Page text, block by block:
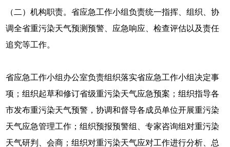
（二）机构职责。省应急工作小组负责统一指挥、组织、协
调全省重污染天气预测预警、应急响应、检查评估以及责任
追究等工作。
省应急工作小组办公室负责组织落实省应急工作小组决定事
项；组织起草和修订省级重污染天气应急预案；组织指导各
市发布重污染天气预警，协调和督导各成员单位开展重污染
天气应急管理工作；组织预报预警组、专家咨询组对重污染
天气研判、会商；组织对重污染天气应对工作进行分析、总